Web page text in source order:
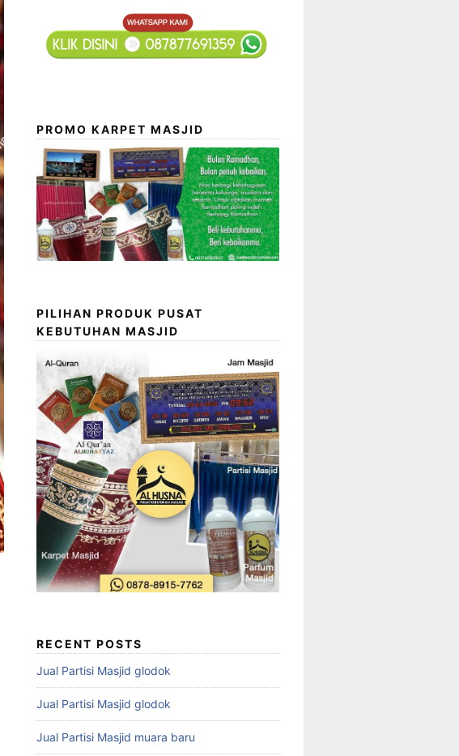
PROMO KARPET MASJID
PILIHAN PRODUK PUSAT
KEBUTUHAN MASJID
RECENT POSTS
Jual Partisi Masjid glodok
Jual Partisi Masjid glodok
Jual Partisi Masjid muara baru